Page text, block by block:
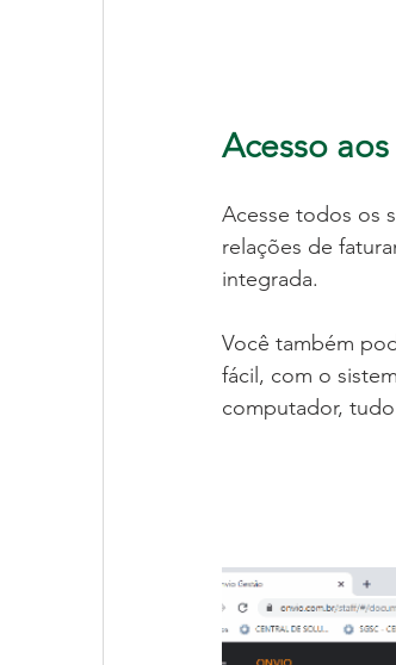
Acesso
Acesse todos os
relações de
integrada.
Você também
fácil, com o
computador,